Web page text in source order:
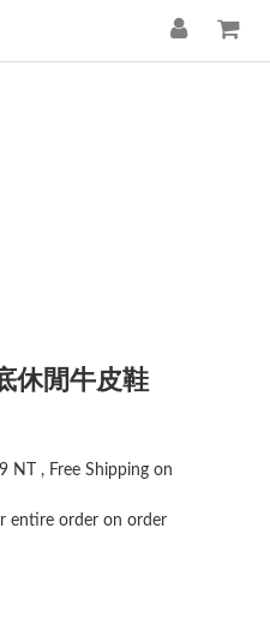
休閒牛皮鞋
NT , Free Shipping on
entire order on order